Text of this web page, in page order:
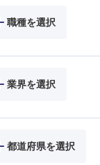
職種を選択
業界を選択
都道府県を選択
沖縄県